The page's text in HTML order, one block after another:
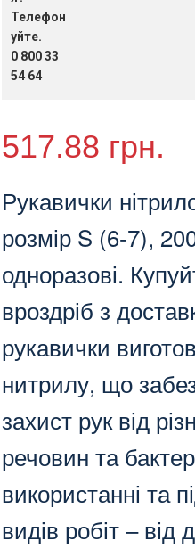
200шт/100пар
кількість
Телефон
уйте.
0 800 33
54 64
517.88 грн.
Рукавички
розмір S (6-7),
одноразові.
вроздріб з
рукавички
нитрилу, що
захист рук від
речовин та
використанні та
видів робіт –